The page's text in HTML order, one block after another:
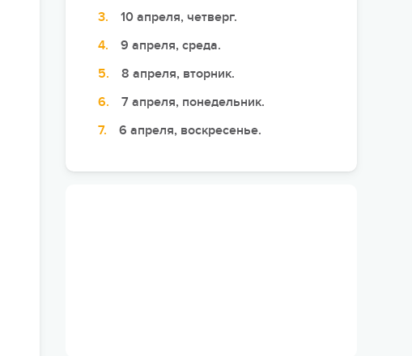
Сюжетно-ролевые лагеря
Студенческие лагеря
Палаточные лагеря
10 апреля, четверг.
9 апреля, среда.
8 апреля, вторник.
7 апреля, понедельник.
6 апреля, воскресенье.